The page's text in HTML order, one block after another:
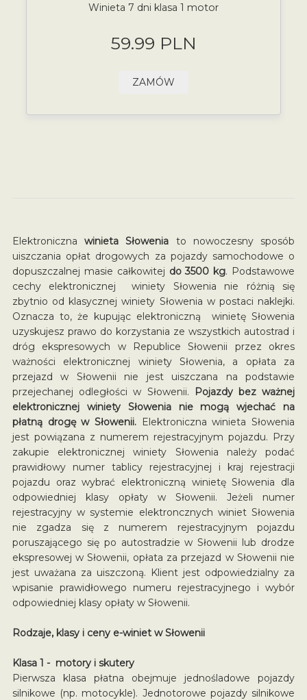
Winieta 7 dni klasa 1 motor
59.99 PLN
ZAMÓW
Elektronicznawinieta Słowenia to nowoczesny sposób
uiszczania opłat drogowych za pojazdy samochodowe o
dopuszczalnej masie całkowitej do 3500 kg. Podstawowe
cechy elektronicznej winiety Słowenia nie różnią się
zbytnio od klasycznej winiety Słowenia w postaci naklejki.
Oznacza to, że kupując elektroniczną winietę Słowenia
uzyskujesz prawo do korzystania ze wszystkich autostrad i
dróg ekspresowych w Republice Słowenii przez okres
ważności elektronicznej winiety Słowenia, a opłata za
przejazd w Słowenii nie jest uiszczana na podstawie
przejechanej odległości w Słowenii.
Pojazdy bez ważnej
elektronicznej winiety Słowenia nie mogą wjechać na
płatną drogę w Słowenii. Elektroniczna winieta Słowenia
jest powiązana z numerem rejestracyjnym pojazdu. Przy
zakupie elektronicznej winiety Słowenia należy podać
prawidłowy numer tablicy rejestracyjnej i kraj rejestracji
pojazdu oraz wybrać elektroniczną winietę Słowenia dla
odpowiedniej klasy opłaty w Słowenii. Jeżeli numer
rejestracyjny w systemie elektroncznych winiet Słowenia
nie zgadza się z numerem rejestracyjnym pojazdu
poruszającego się po autostradzie w Słowenii lub drodze
ekspresowej w Słowenii, opłata za przejazd w Słowenii nie
jest uważana za uiszczoną. Klient jest odpowiedzialny za
wpisanie prawidłowego numeru rejestracyjnego i wybór
odpowiedniej klasy opłaty w Słowenii.
Rodzaje, klasy i ceny e-winiet w Słowenii
Klasa 1 - motory i skutery
Pierwsza klasa płatna obejmuje jednośladowe pojazdy
silnikowe (np. motocykle). Jednotorowe pojazdy silnikowe